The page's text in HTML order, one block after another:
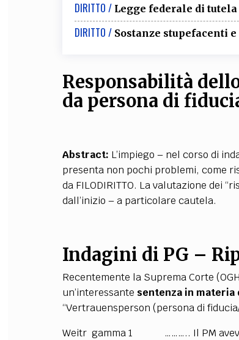
DIRITTO / Legge federale di
DIRITTO / Sostanze stupefacenti
Responsabilità
da persona di
Abstract: L’impiego – nel corso di
presenta non pochi problemi, come
da FILODIRITTO. La valutazione dei
dall’inizio – a particolare cautela.
Indagini di PG –
Recentemente la Suprema Corte
un’interessante sentenza in
“Vertrauensperson (persona di
Weitr gamma 1 ……….. Il PM